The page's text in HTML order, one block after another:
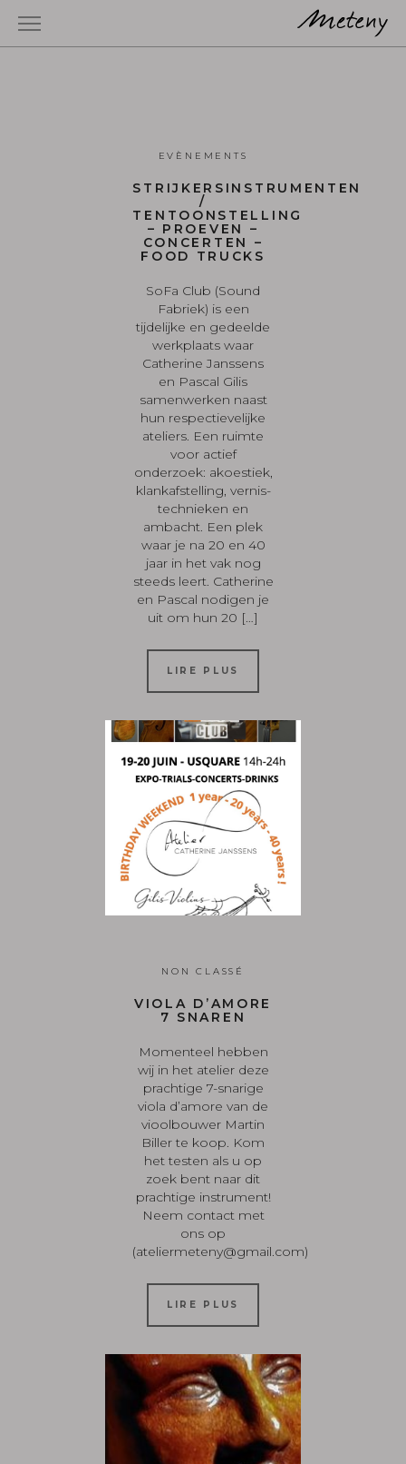
EVÈNEMENTS
STRIJKERSINSTRUMENTEN
/
TENTOONSTELLING
– PROEVEN –
CONCERTEN –
FOOD TRUCKS
SoFa Club (Sound
Fabriek) is een
tijdelijke en gedeelde
werkplaats waar
Catherine Janssens
en Pascal Gilis
samenwerken naast
hun respectievelijke
ateliers. Een ruimte
voor actief
onderzoek: akoestiek,
klankafstelling, vernis-
technieken en
ambacht. Een plek
waar je na 20 en 40
jaar in het vak nog
steeds leert. Catherine
en Pascal nodigen je
uit om hun 20 […]
LIRE PLUS
NON CLASSÉ
VIOLA D’AMORE
7 SNAREN
Momenteel hebben
wij in het atelier deze
prachtige 7-snarige
viola d’amore van de
vioolbouwer Martin
Biller te koop. Kom
het testen als u op
zoek bent naar dit
prachtige instrument!
Neem contact met
ons op
(ateliermeteny@gmail.com)
LIRE PLUS